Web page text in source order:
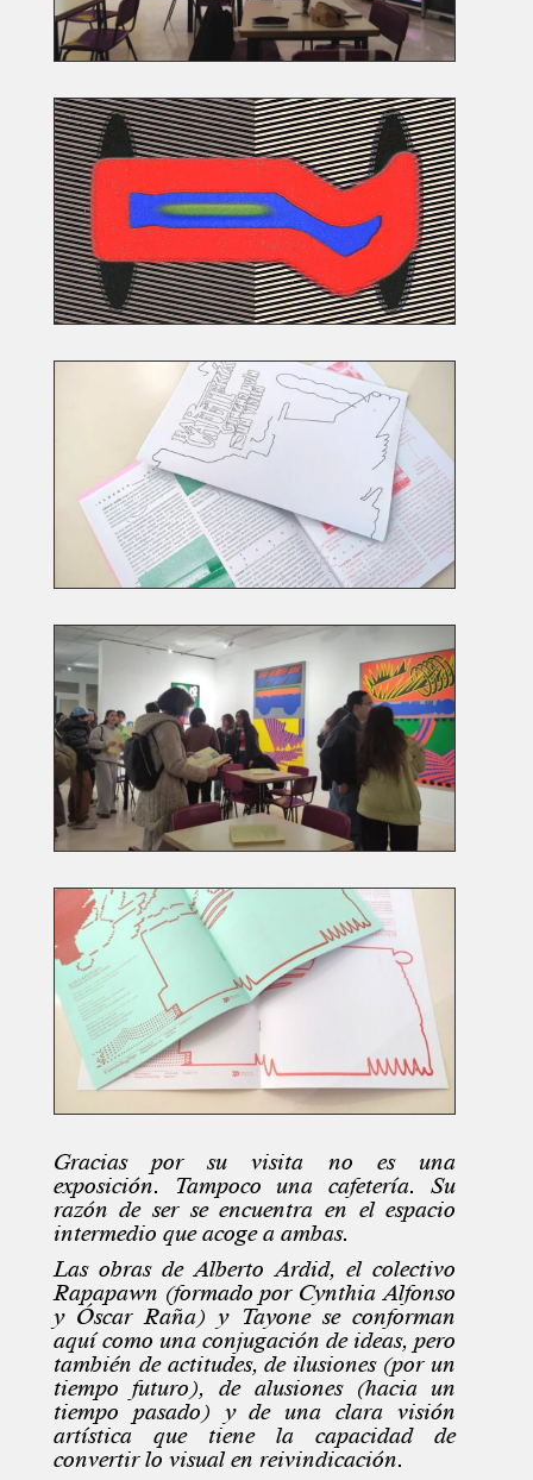
Gracias por su visita no es una
exposición. Tampoco una cafetería. Su
razón de ser se encuentra en el espacio
intermedio que acoge a ambas.
Las obras de Alberto Ardid, el colectivo
Rapapawn (formado por Cynthia Alfonso
y Óscar Raña) y Tayone se conforman
aquí como una conjugación de ideas, pero
también de actitudes, de ilusiones (por un
tiempo futuro), de alusiones (hacia un
tiempo pasado) y de una clara visión
artística que tiene la capacidad de
convertir lo visual en reivindicación.